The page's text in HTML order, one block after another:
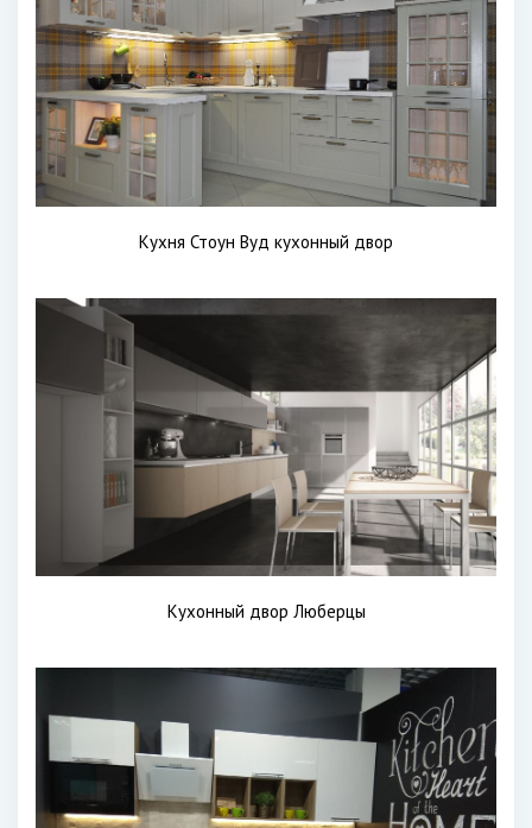
Кухня Стоун Вуд кухонный двор
Кухонный двор Люберцы